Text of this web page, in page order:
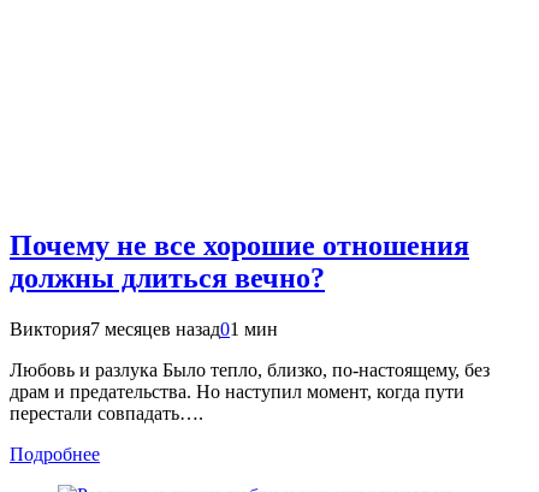
Почему не все хорошие отношения
должны длиться вечно?
Виктория7 месяцев назад01 мин
Любовь и разлука Было тепло, близко, по-настоящему, без
драм и предательства. Но наступил момент, когда пути
перестали совпадать….
Подробнее